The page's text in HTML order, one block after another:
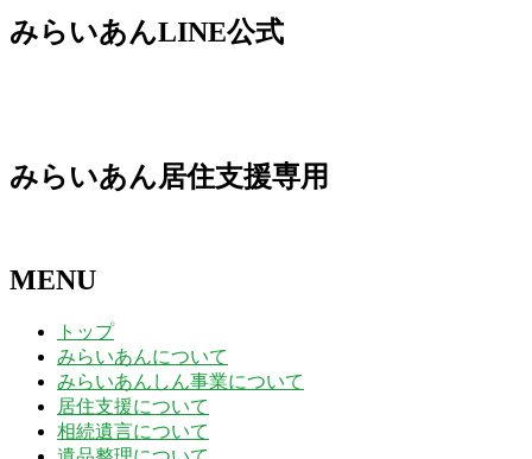
17
日 日 日
20
日
21
日 日 日
月
24
月
25 26
月
27
月
28 29 30
月
9
月
9
月 月
9
月
9
月
9
月
みらいあんLINE公式
みらいあん居住支援専用
MENU
トップ
みらいあんについて
みらいあんしん事業について
居住支援について
相続遺言について